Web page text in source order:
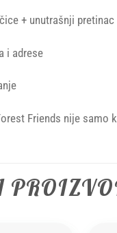
+ unutrašnji pretinac
i adrese
Friends nije samo